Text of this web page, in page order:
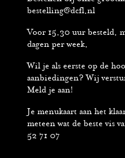
bestelling@dcfl.nl
Voor 15.30 uur besteld,
dagen per week.
Wil je als eerste op de
aanbiedingen? Wij
Meld je aan!
Je menukaart aan het
meteen wat de beste vis
52 71 07